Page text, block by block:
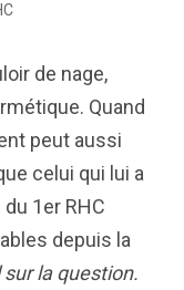
de nage,
Quand
peut aussi
celui qui lui a
1er RHC
depuis la
sur la question.